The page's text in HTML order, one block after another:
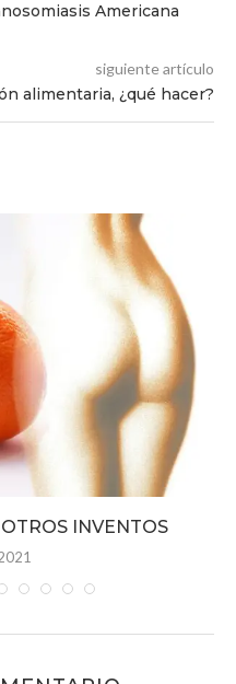
Americana
siguiente artículo
alimentaria, ¿qué hacer?
INVENTOS